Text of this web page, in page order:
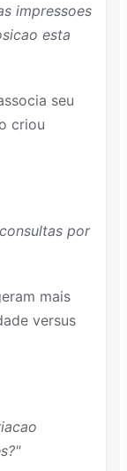
impressoes
esta
seu
criou
por
mais
versus